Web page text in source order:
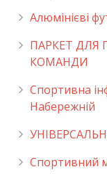
Алюмінієві
ПАРКЕТ ДЛЯ
КОМАНДИ
Спортивна
Набережній
Cпортивний